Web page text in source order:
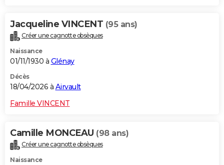
Jacqueline VINCENT (95 ans)
Créer une cagnotte obsèques
Naissance
01/11/1930 à Glénay
Décès
18/04/2026 à Airvault
Famille VINCENT
Camille MONCEAU (98 ans)
Créer une cagnotte obsèques
Naissance